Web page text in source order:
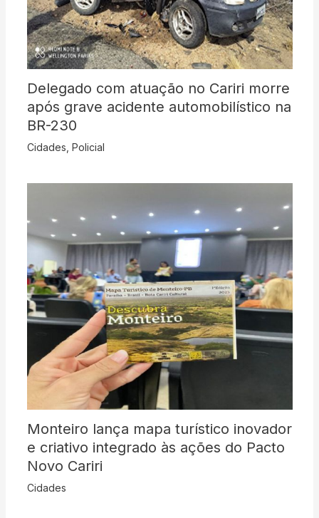
Delegado com atuação no Cariri morre
após grave acidente automobilístico na
BR-230
Cidades Policial
Monteiro lança mapa turístico inovador
e criativo integrado às ações do Pacto
Novo Cariri
Cidades